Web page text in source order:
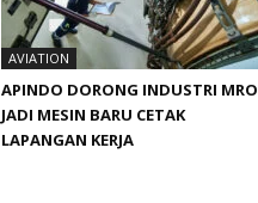
AVIATION
APINDO DORONG INDUSTRI MRO
JADI MESIN BARU CETAK
LAPANGAN KERJA